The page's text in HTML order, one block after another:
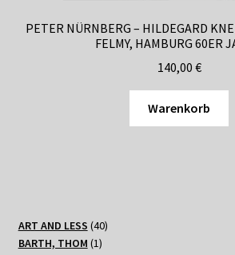
PETER NÜRNBERG – HILDEGARD
FELMY, HAMBURG 60ER
140,00 €
Warenkorb
ART AND LESS 4040
BARTH, THOM 11